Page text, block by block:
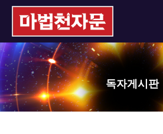
독자게시판